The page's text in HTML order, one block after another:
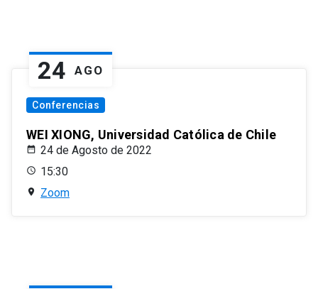
24 AGO
Conferencias
WEI XIONG, Universidad Católica de Chile
24 de Agosto de 2022
15:30
Zoom